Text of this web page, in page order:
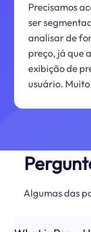
Precisamos
ser
analisar de
preço, já que
exibição de
usuário.
Algumas das